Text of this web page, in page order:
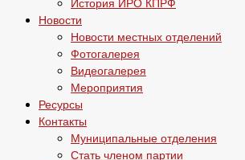
История ИРО КПРФ
Новости
Новости местных отделений
Фотогалерея
Видеогалерея
Мероприятия
Ресурсы
Контакты
Муниципальные отделения
Стать членом партии